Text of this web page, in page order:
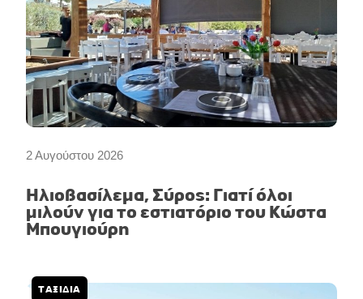
2 Αυγούστου 2026
Ηλιοβασίλεμα, Σύρος: Γιατί όλοι
μιλούν για το εστιατόριο του Κώστα
Μπουγιούρη
ΤΑΞΙΔΙΑ